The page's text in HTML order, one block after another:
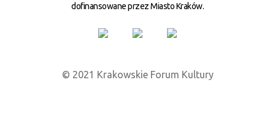
dofinansowane przez Miasto Kraków.
© 2021 Krakowskie Forum Kultury